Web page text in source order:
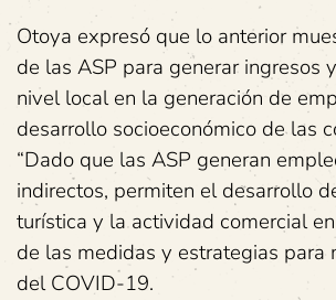
Otoya expresó que lo anterior
de las ASP para generar ingresos
nivel local en la generación de
desarrollo socioeconómico de las
“Dado que las ASP generan
indirectos, permiten el desarrollo
turística y la actividad comercial
de las medidas y estrategias para
del COVID-19.